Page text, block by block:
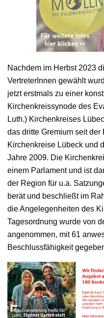
Nachdem im Herbst 2023
VertreterInnen gewählt
jetzt erstmals zu einer
Kirchenkreissynode des
Luth.) Kirchenkreises
das dritte Gremium seit der
Kirchenkreise Lübeck und
Jahre 2009. Die
einem Parlament und ist
der Region für u.a.
berät und beschließt im
die Angelegenheiten des
Tagesordnung wurde von
angenommen, mit 61
Beschlussfähigkeit